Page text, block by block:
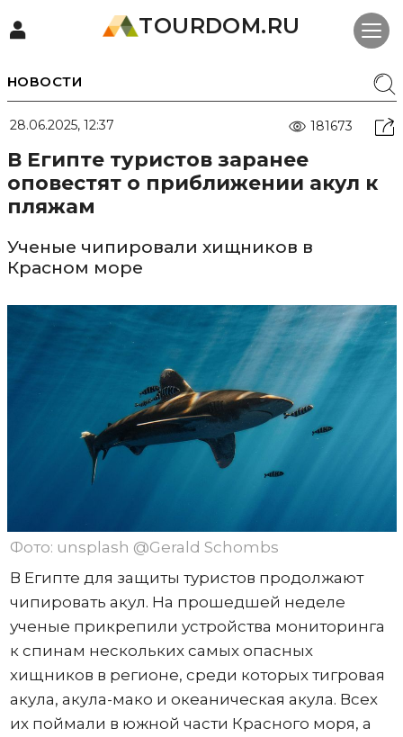
TOURDOM.RU
НОВОСТИ
28.06.2025, 12:37 181673
В Египте туристов заранее
оповестят о приближении акул к
пляжам
Ученые чипировали хищников в
Красном море
Фото: unsplash @Gerald Schombs
В Египте для защиты туристов продолжают
чипировать акул. На прошедшей неделе
ученые прикрепили устройства мониторинга
к спинам нескольких самых опасных
хищников в регионе, среди которых тигровая
акула, акула-мако и океаническая акула. Всех
их поймали в южной части Красного моря, а